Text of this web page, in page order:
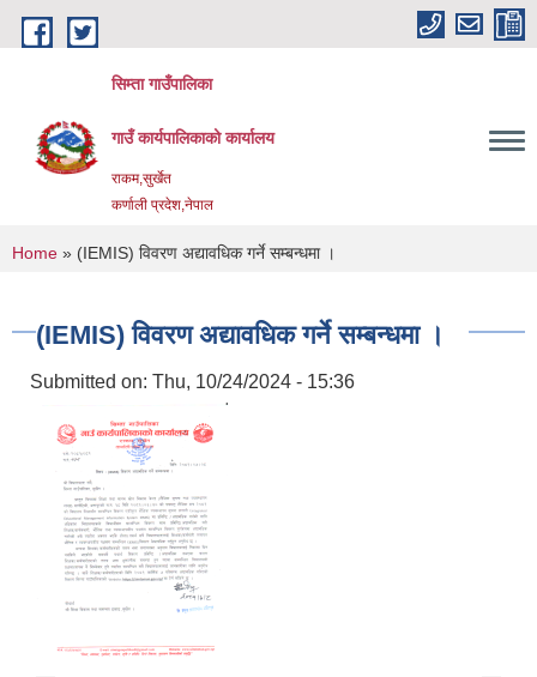
Skip to main content
सिम्ता गाउँपालिका
गाउँ कार्यपालिकाको कार्यालय
राकम,सुर्खेत
कर्णाली प्रदेश,नेपाल
You are here
Home » (IEMIS) विवरण अद्यावधिक गर्ने सम्बन्धमा ।
(IEMIS) विवरण अद्यावधिक गर्ने सम्बन्धमा ।
Submitted on: Thu, 10/24/2024 - 15:36